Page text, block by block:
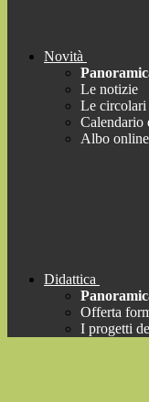
Novità
Le notizie
Le circolari
Calendario
Albo online
Didattica
Offerta
I progetti